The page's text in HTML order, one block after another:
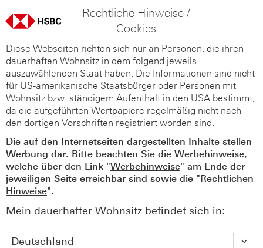
Rechtliche Hinweise /
Cookies
Diese Webseiten richten sich nur an Personen, die ihren
dauerhaften Wohnsitz in dem folgend jeweils
auszuwählenden Staat haben. Die Informationen sind nicht
für US-amerikanische Staatsbürger oder Personen mit
Wohnsitz bzw. ständigem Aufenthalt in den USA bestimmt,
da die aufgeführten Wertpapiere regelmäßig nicht nach
den dortigen Vorschriften registriert worden sind.
Die auf den Internetseiten dargestellten Inhalte stellen
Werbung dar. Bitte beachten Sie die Werbehinweise,
welche über den Link "Werbehinweise" am Ende der
jeweiligen Seite erreichbar sind sowie die "Rechtlichen
Hinweise".
Mein dauerhafter Wohnsitz befindet sich in: